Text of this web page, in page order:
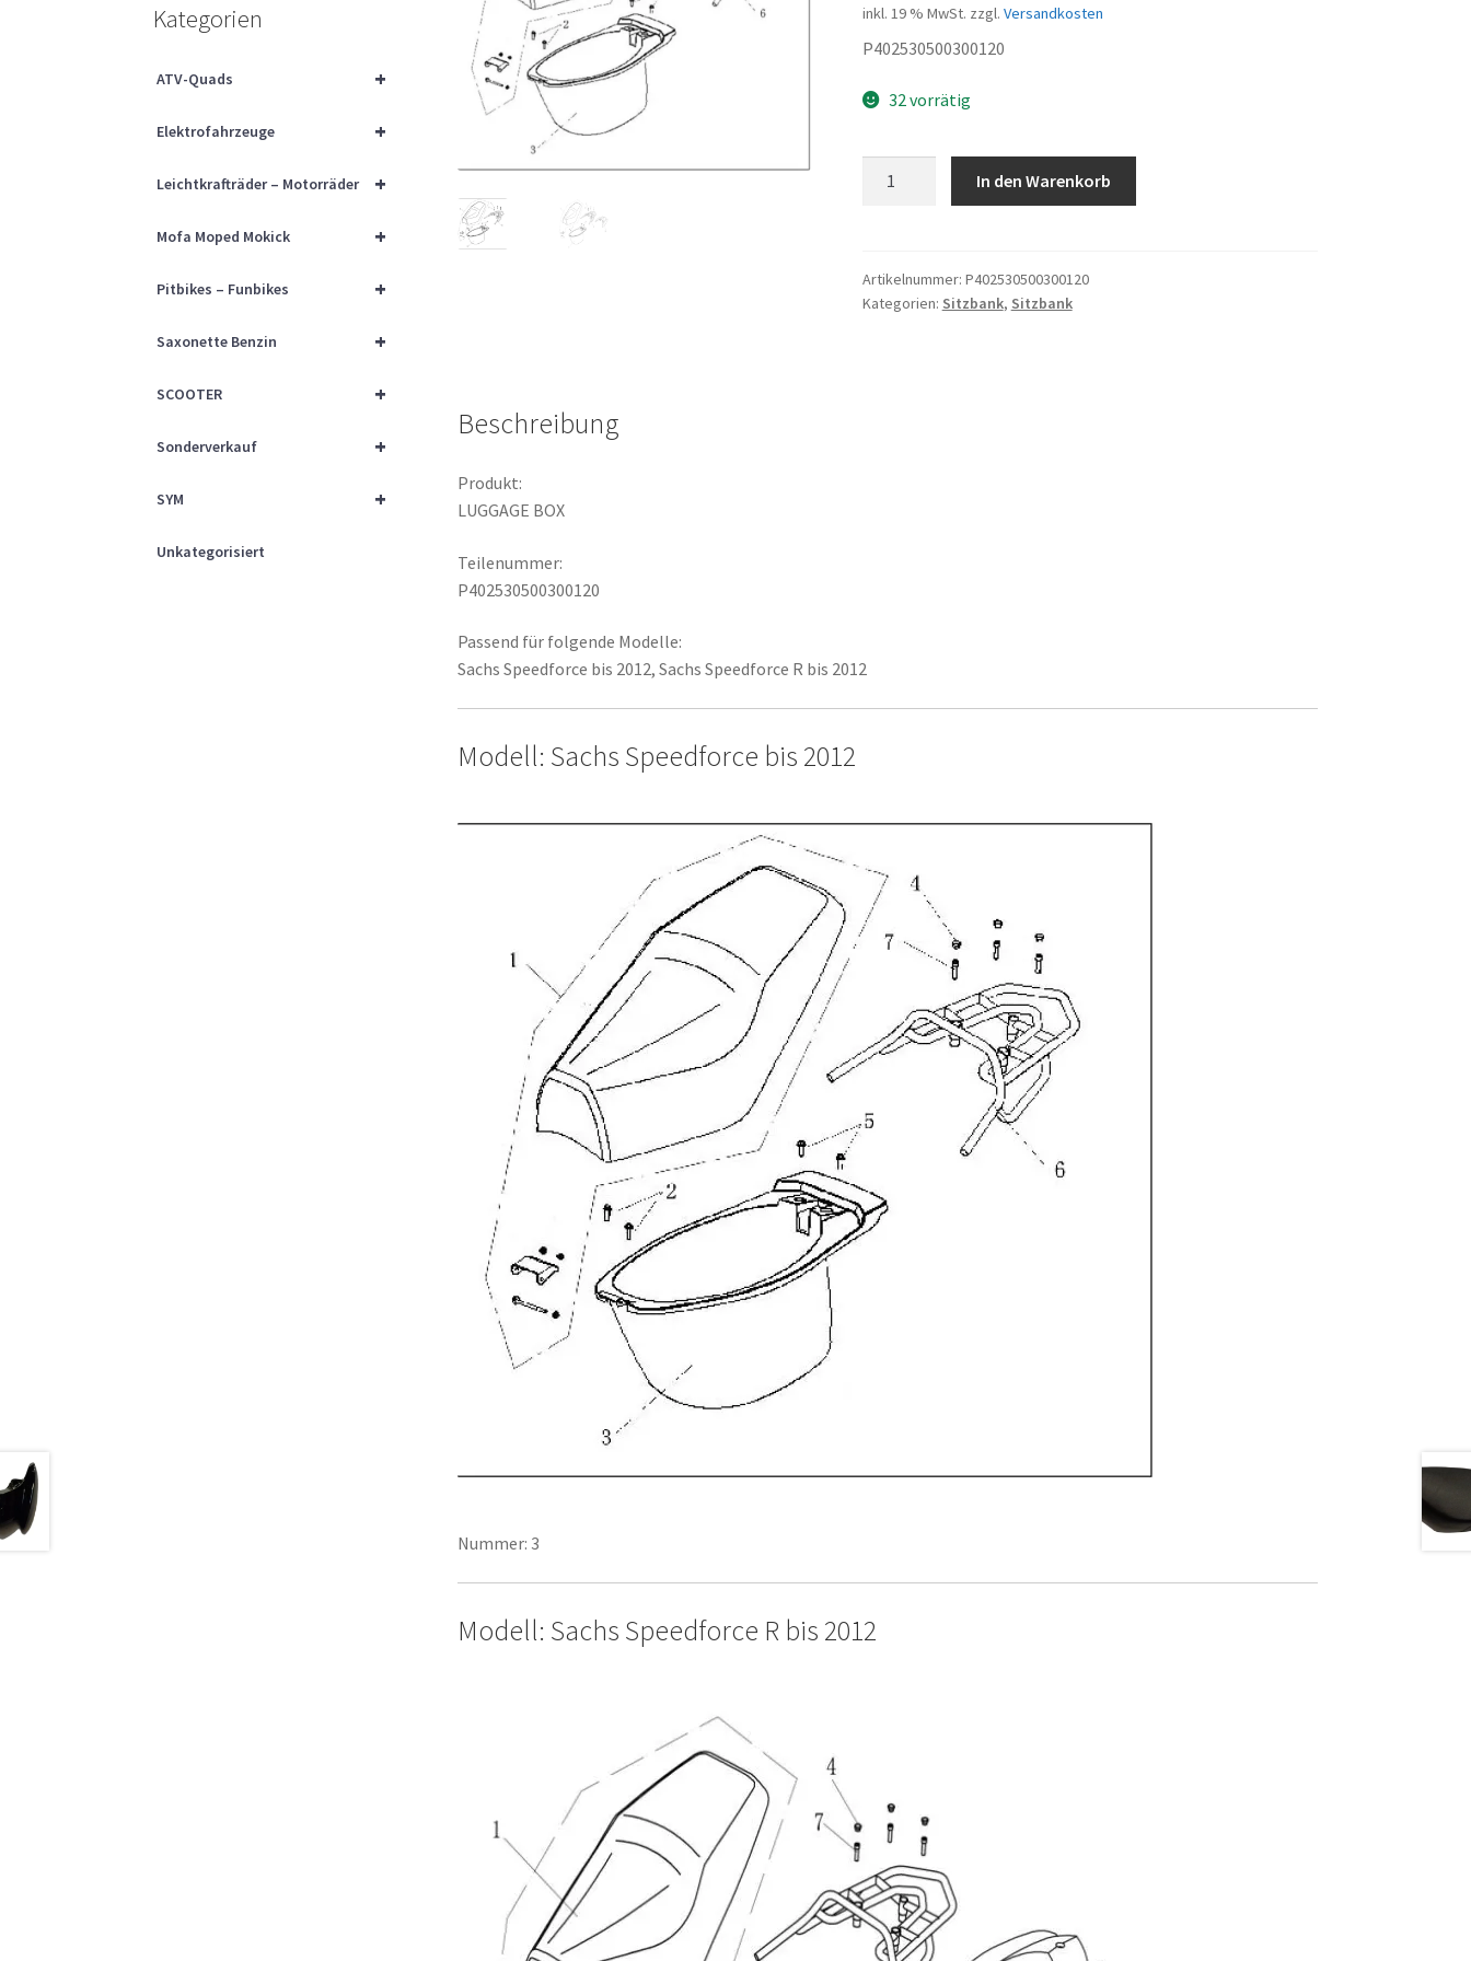
inkl. 19 % MwSt. zzgl. Versandkosten
P402530500300120
32 vorrätig
In den Warenkorb
Artikelnummer: P402530500300120
Kategorien: Sitzbank, Sitzbank
Beschreibung
Produkt:
LUGGAGE BOX
Teilenummer:
P402530500300120
Passend für folgende Modelle:
Sachs Speedforce bis 2012, Sachs Speedforce R bis 2012
Modell: Sachs Speedforce bis 2012
Nummer: 3
Modell: Sachs Speedforce R bis 2012
Kategorien
+
ATV-Quads
+
Elektrofahrzeuge
+
Leichtkrafträder – Motorräder
+
Mofa Moped Mokick
+
Pitbikes – Funbikes
+
Saxonette Benzin
+
SCOOTER
+
Sonderverkauf
+
SYM
Unkategorisiert